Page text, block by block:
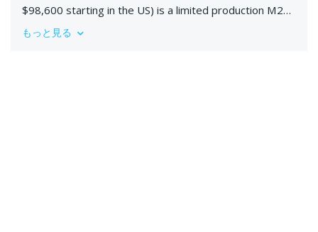
$98,600 starting in the US) is a limited production M2
that has been tweaked for more performance and less
もっと見る